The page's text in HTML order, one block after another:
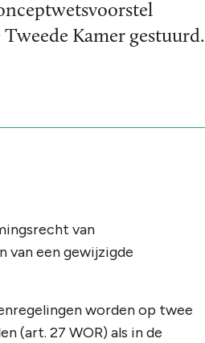
Kamer gestuurd.
van
van een gewijzigde
worden op twee
(art. 27 WOR) als in de